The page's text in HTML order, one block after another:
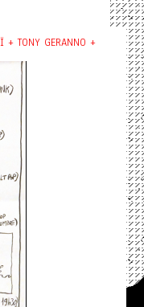
+ TONY GERANNO +